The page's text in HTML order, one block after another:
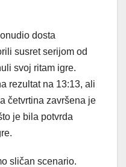
dosta
susret serijom od
svoj ritam igre.
rezultat na 13:13, ali
četvrtina završena je
je bila potvrda
sličan scenario.